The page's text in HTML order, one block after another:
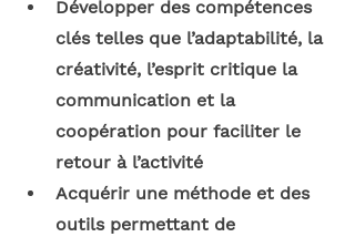
Développer des compétences
clés telles que l’adaptabilité, la
créativité, l’esprit critique la
communication et la
coopération pour faciliter le
retour à l’activité
Acquérir une méthode et des
outils permettant de